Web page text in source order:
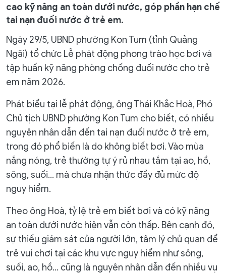
cao kỹ năng an toàn dưới nước, góp phần hạn chế
tai nạn đuối nước ở trẻ em.
Ngày 29/5, UBND phường Kon Tum (tỉnh Quảng
Ngãi) tổ chức Lễ phát động phong trào học bơi và
tập huấn kỹ năng phòng chống đuối nước cho trẻ
em năm 2026.
Phát biểu tại lễ phát động, ông Thái Khắc Hoà, Phó
Chủ tịch UBND phường Kon Tum cho biết, có nhiều
nguyên nhân dẫn đến tai nạn đuối nước ở trẻ em,
trong đó phổ biến là do không biết bơi. Vào mùa
nắng nóng, trẻ thường tự ý rủ nhau tắm tại ao, hồ,
sông, suối… mà chưa nhận thức đầy đủ mức độ
nguy hiểm.
Theo ông Hoà, tỷ lệ trẻ em biết bơi và có kỹ năng
an toàn dưới nước hiện vẫn còn thấp. Bên cạnh đó,
sự thiếu giám sát của người lớn, tâm lý chủ quan để
trẻ vui chơi tại các khu vực nguy hiểm như sông,
suối, ao, hồ… cũng là nguyên nhân dẫn đến nhiều vụ